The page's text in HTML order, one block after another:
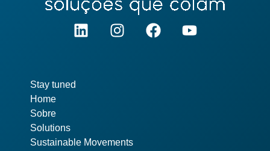
Stay tuned
Home
Sobre
Solutions
Sustainable Movements